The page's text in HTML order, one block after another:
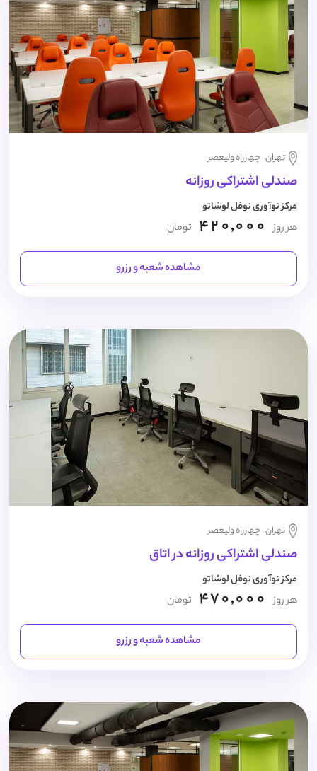
تهران ، چهارراه ولیعصر
صندلی اشتراکی روزانه
مرکز نوآوری نوفل لوشاتو
هر روز 420,000 تومان
مشاهده شعبه و رزرو
تهران ، چهارراه ولیعصر
صندلی اشتراکی روزانه در اتاق
مرکز نوآوری نوفل لوشاتو
هر روز 470,000 تومان
مشاهده شعبه و رزرو